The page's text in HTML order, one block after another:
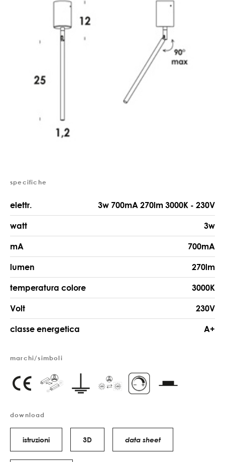
specifiche
elettr. 3w 700mA 270lm 3000K - 230V
watt 3w
mA 700mA
lumen 270lm
temperatura colore 3000K
Volt 230V
classe energetica A+
marchi/simboli
download
istruzioni 3D data sheet